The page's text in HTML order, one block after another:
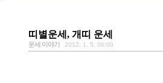
띠별운세, 개띠 운세
운세 이야기 2012. 1. 5. 06:00